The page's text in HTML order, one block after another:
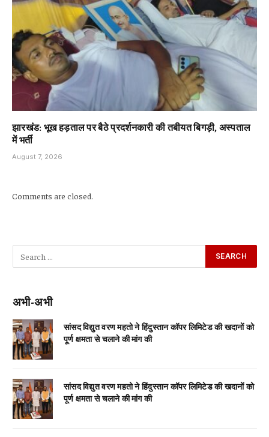
झारखंड: भूख हड़ताल पर बैठे प्रदर्शनकारी की तबीयत बिगड़ी, अस्पताल
में भर्ती
August 7, 2026
Comments are closed.
अभी-अभी
सांसद विद्युत वरण महतो ने हिंदुस्तान कॉपर लिमिटेड की खदानों को
पूर्ण क्षमता से चलाने की मांग की
सांसद विद्युत वरण महतो ने हिंदुस्तान कॉपर लिमिटेड की खदानों को
पूर्ण क्षमता से चलाने की मांग की